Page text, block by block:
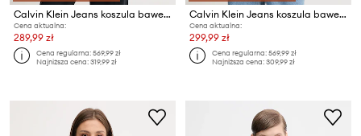
Calvin Klein Jeans koszula bawełniana
Cena aktualna:
289,99 zł
Cena regularna:569,99 zł
Najniższa cena:319,99 zł
Calvin Klein Jeans koszula bawełniana
Cena aktualna:
299,99 zł
Cena regularna:569,99 zł
Najniższa cena:309,99 zł